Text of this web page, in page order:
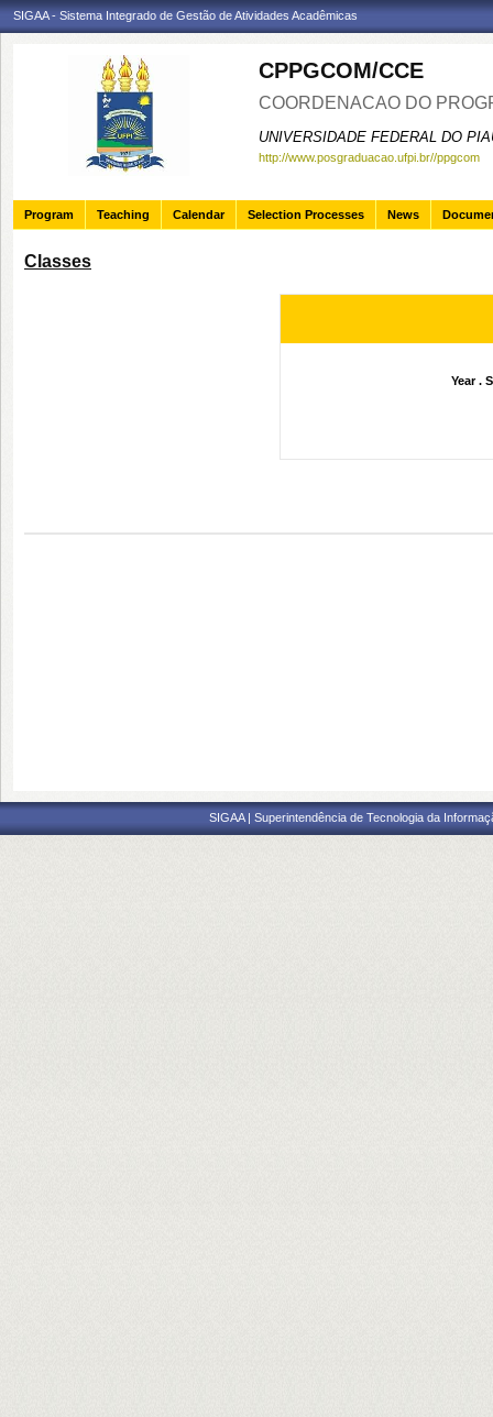
SIGAA - Sistema Integrado de Gestão de Atividades Acadêmicas
CPPGCOM/CCE
COORDENACAO DO
UNIVERSIDADE FEDERAL DO
http://www.posgraduacao.ufpi.br//ppgcom
Program Teaching Calendar Selection Processes News
Classes
Year .
SIGAA | Superintendência de Tecnologia da